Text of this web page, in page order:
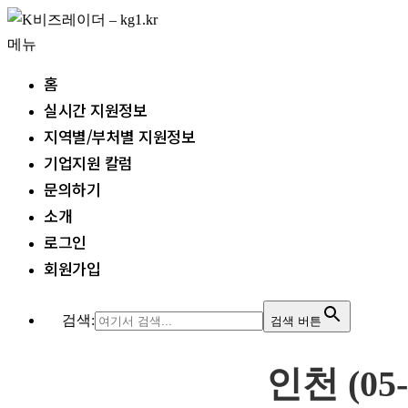
내
용
메뉴
홈
실시간 지원정보
지역별/부처별 지원정보
기업지원 칼럼
문의하기
소개
로그인
회원가입
검색: 검색 버튼
인천